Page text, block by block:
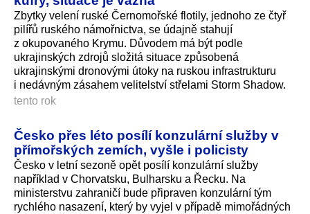
Zbytky velení ruské Černomořské flotily, jednoho ze čtyř
pilířů ruského námořnictva, se údajně stahují
z okupovaného Krymu. Důvodem má být podle
ukrajinských zdrojů složitá situace způsobená
ukrajinskými dronovými útoky na ruskou infrastrukturu
i nedávným zásahem velitelství střelami Storm Shadow.
tento rok
Česko přes léto posílí konzulární služby v
přímořských zemích, vyšle i policisty
Česko v letní sezoně opět posílí konzulární služby
například v Chorvatsku, Bulharsku a Řecku. Na
ministerstvu zahraničí bude připraven konzulární tým
rychlého nasazení, který by vyjel v případě mimořádných